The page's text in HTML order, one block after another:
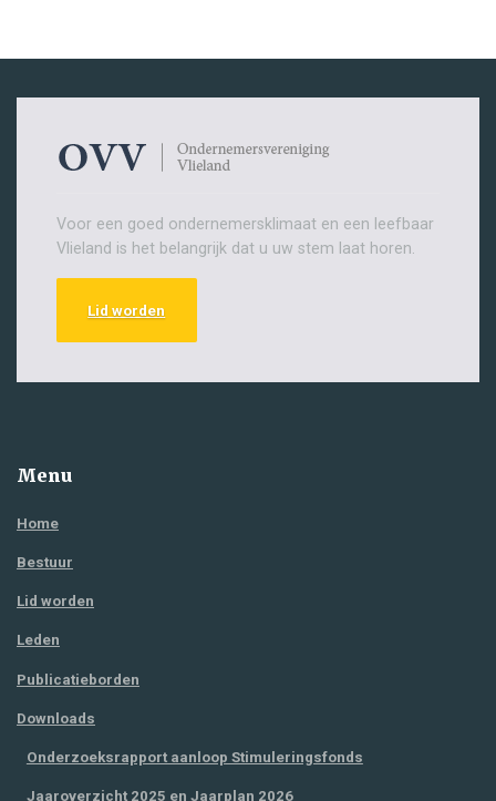
Voor een goed ondernemersklimaat en een leefbaar
Vlieland is het belangrijk dat u uw stem laat horen.
Lid worden
Menu
Home
Bestuur
Lid worden
Leden
Publicatieborden
Downloads
Onderzoeksrapport aanloop Stimuleringsfonds
Jaaroverzicht 2025 en Jaarplan 2026